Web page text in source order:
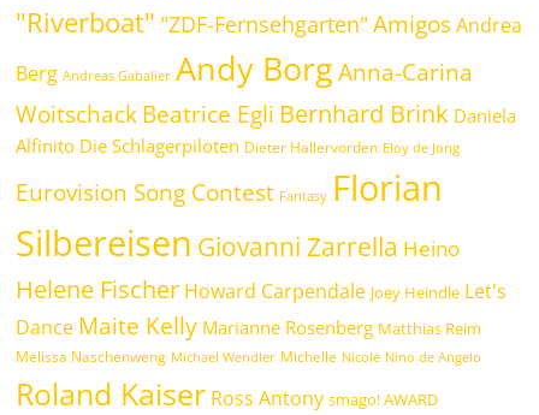
"Riverboat" "ZDF-Fernsehgarten" Amigos Andrea
Berg Andreas Gabalier Andy Borg Anna-Carina
WoitschackBeatrice Egli Bernhard Brink Daniela
Alfinito Die Schlagerpiloten Dieter Hallervorden Eloy de Jong
Eurovision Song Contest Fantasy Florian
Silbereisen Giovanni Zarrella Heino
Helene Fischer Howard Carpendale Joey Heindle Let's
Dance Maite Kelly Marianne Rosenberg Matthias Reim
Melissa Naschenweng Michael Wendler Michelle Nicole Nino de Angelo
Roland Kaiser Ross Antony smago! AWARD